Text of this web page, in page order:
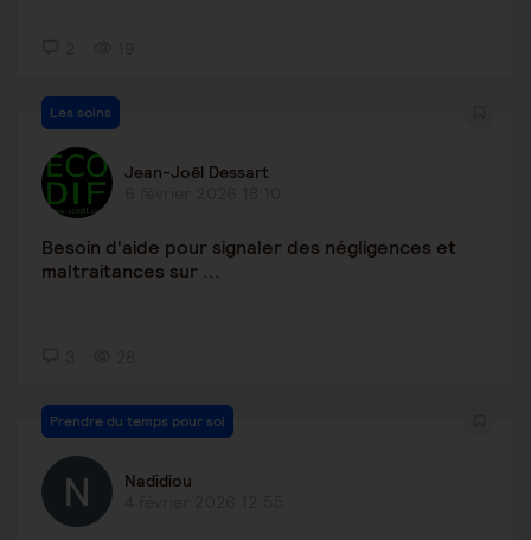
Les soins
Jean-Joël Dessart
Besoin d'aide pour signaler des négligences et
maltraitances sur ...
Prendre du temps pour soi
Nadidiou